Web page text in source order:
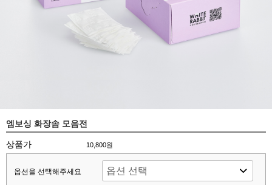
엠보싱 화장솜 모음전
상품가 10,800원
옵션을 선택해주세요